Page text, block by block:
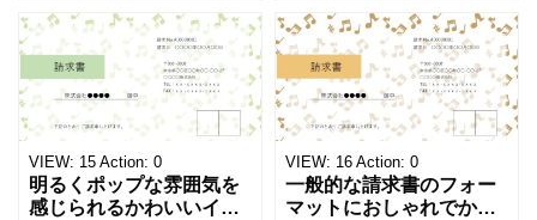
がる、キュートで華やか
な請求書テンプレートで
す。出演料、演奏ギャ
ラ、取材費請求、イベン
ト請求などの書類作成に
ご活用ください。 表の項
目は現在は品目、数量、
単価、金額になってい
が浮かぶ、シンプルでス
タイリッシュな請求書テ
ンプレートです。シック
で洗練されたモノトーン
調のカラーは、モノクロ
印刷、FAX送信にも使え
るデザインです。 大人の
音楽教室やプライ
VIEW: 15 Action: 0
明るくポップな雰囲気を
感じられるかわいいイラ
VIEW: 16 Action: 0
一般的な請求書のフォー
マットにおしゃれでかわ